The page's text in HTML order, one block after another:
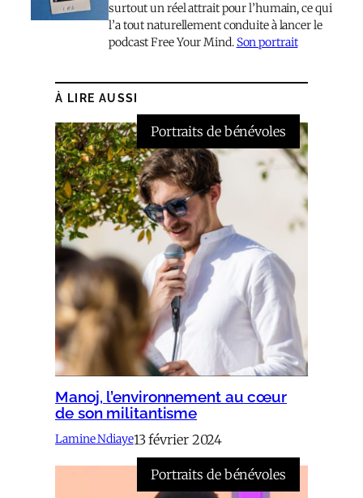
surtout un réel attrait pour l’humain, ce qui
l’a tout naturellement conduite à lancer le
podcast Free Your Mind. Son portrait
À LIRE AUSSI
Portraits de bénévoles
Manoj, l’environnement au cœur
de son militantisme
Lamine Ndiaye13 février 2024
Portraits de bénévoles